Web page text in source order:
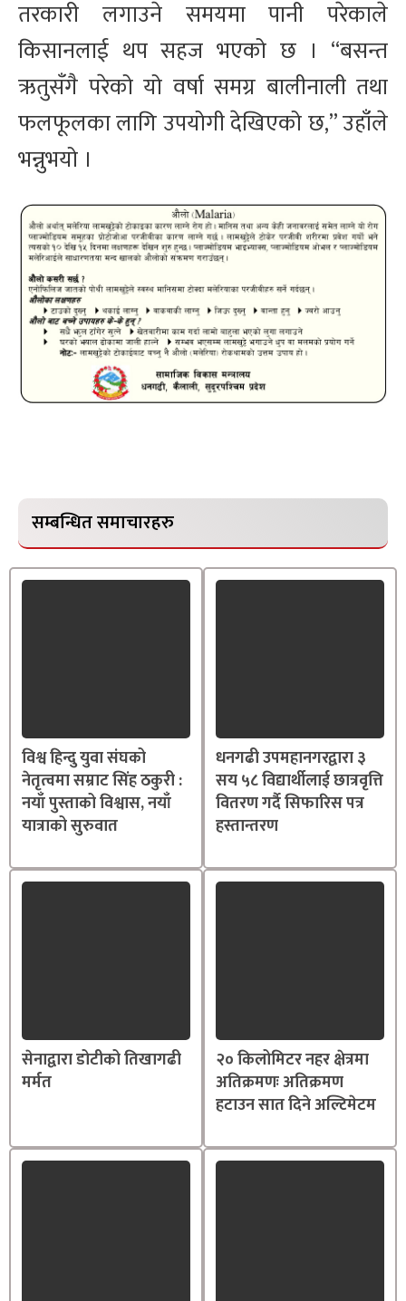
तरकारी लगाउने समयमा पानी परेकाले
किसानलाई थप सहज भएको छ । “बसन्त
ऋतुसँगै परेको यो वर्षा समग्र बालीनाली तथा
फलफूलका लागि उपयोगी देखिएको छ,” उहाँले
भन्नुभयो ।
सम्बन्धित समाचारहरु
विश्व हिन्दु युवा संघको
नेतृत्वमा सम्राट सिंह ठकुरी :
नयाँ पुस्ताको विश्वास, नयाँ
यात्राको सुरुवात
धनगढी उपमहानगरद्वारा ३
सय ५८ विद्यार्थीलाई छात्रवृत्ति
वितरण गर्दै सिफारिस पत्र
हस्तान्तरण
सेनाद्वारा डोटीको तिखागढी
मर्मत
२० किलोमिटर नहर क्षेत्रमा
अतिक्रमणः अतिक्रमण
हटाउन सात दिने अल्टिमेटम